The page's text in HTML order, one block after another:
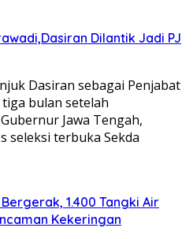
Dilantik Jadi PJ
Dasiran sebagai Penjabat
bulan setelah
Jawa Tengah,
seleksi terbuka Sekda
1.400 Tangki Air
Kekeringan